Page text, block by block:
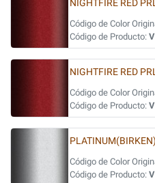
NIGHTFIRE RED
Código de Color
Código de Producto:
NIGHTFIRE RED
Código de Color
Código de Producto:
Código de Color
Código de Producto: